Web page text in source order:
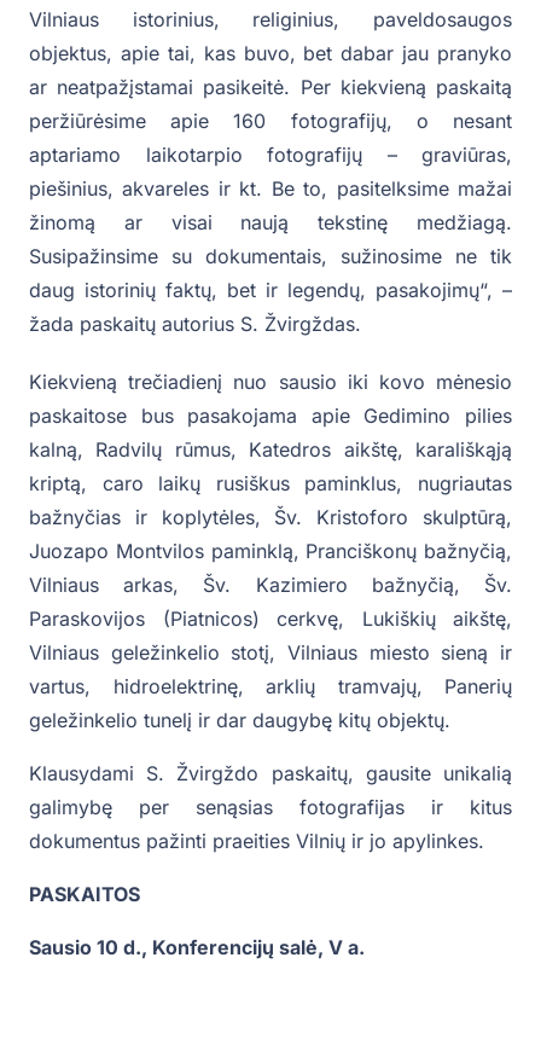
Vilniaus istorinius, religinius, paveldosaugos
objektus, apie tai, kas buvo, bet dabar jau pranyko
ar neatpažįstamai pasikeitė. Per kiekvieną paskaitą
peržiūrėsime apie 160 fotografijų, o nesant
aptariamo laikotarpio fotografijų – graviūras,
piešinius, akvareles ir kt. Be to, pasitelksime mažai
žinomą ar visai naują tekstinę medžiagą.
Susipažinsime su dokumentais, sužinosime ne tik
daug istorinių faktų, bet ir legendų, pasakojimų“, –
žada paskaitų autorius S. Žvirgždas.
Kiekvieną trečiadienį nuo sausio iki kovo mėnesio
paskaitose bus pasakojama apie Gedimino pilies
kalną, Radvilų rūmus, Katedros aikštę, karališkąją
kriptą, caro laikų rusiškus paminklus, nugriautas
bažnyčias ir koplytėles, Šv. Kristoforo skulptūrą,
Juozapo Montvilos paminklą, Pranciškonų bažnyčią,
Vilniaus arkas, Šv. Kazimiero bažnyčią, Šv.
Paraskovijos (Piatnicos) cerkvę, Lukiškių aikštę,
Vilniaus geležinkelio stotį, Vilniaus miesto sieną ir
vartus, hidroelektrinę, arklių tramvajų, Panerių
geležinkelio tunelį ir dar daugybę kitų objektų.
Klausydami S. Žvirgždo paskaitų, gausite unikalią
galimybę per senąsias fotografijas ir kitus
dokumentus pažinti praeities Vilnių ir jo apylinkes.
PASKAITOS
Sausio 10 d., Konferencijų salė, V a.